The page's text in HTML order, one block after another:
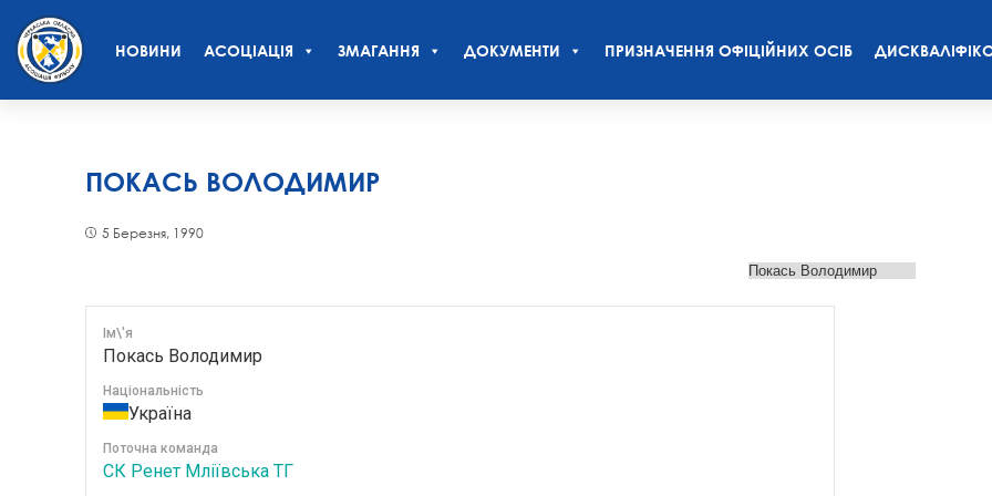
НОВИНИ АСОЦІАЦІЯ ЗМАГАННЯ ДОКУМЕНТИ ПРИЗНАЧЕННЯ ОФІЦІЙНИХ ОСІБ
ПОКАСЬ ВОЛОДИМИР
5 Березня, 1990
Ім\'я
Покась Володимир
Національність
Україна
Поточна команда
СК Ренет Мліївська ТГ